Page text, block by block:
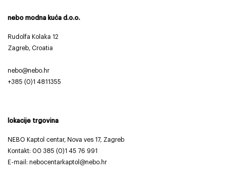
nebo modna kuća d.o.o.
Rudolfa Kolaka 12
Zagreb, Croatia
nebo@nebo.hr
+385 (0)1 4811355
lokacije trgovina
NEBO Kaptol centar, Nova ves 17, Zagreb
Kontakt: 00 385 (0)1 45 76 991
E-mail: nebocentarkaptol@nebo.hr